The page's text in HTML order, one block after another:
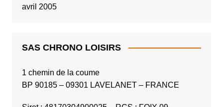
avril 2005
SAS CHRONO LOISIRS
1 chemin de la coume
BP 90185 – 09301 LAVELANET – FRANCE